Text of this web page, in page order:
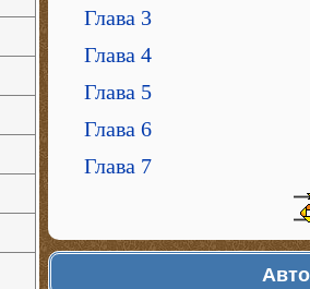
Глава 3
Глава 4
Глава 5
Глава 6
Глава 7